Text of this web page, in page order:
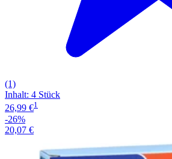
(1)
Inhalt: 4 Stück
26,99 €1
-26%
20,07 €